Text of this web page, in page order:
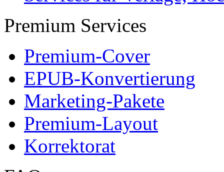
Korrektorat
Für Autoren
Für Käufer
Partnerprogramme
Mein Autoren-Konto